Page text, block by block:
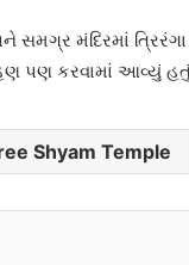
મંદિરમાં
પણ કરવામાં આવ્યું
Shyam Temple